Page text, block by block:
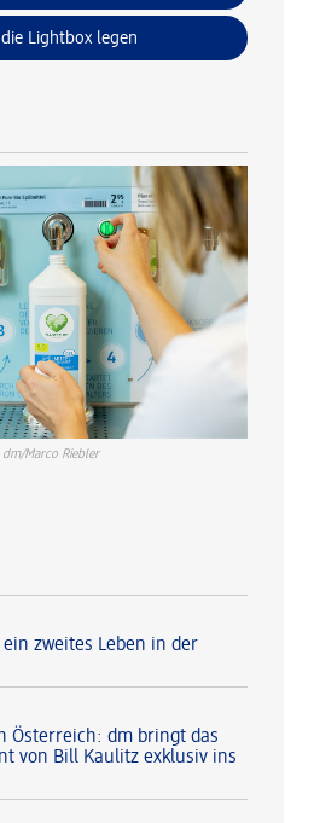
die Lightbox legen
Marco Riebler
zweites Leben in der
Österreich: dm bringt das
von Bill Kaulitz exklusiv ins